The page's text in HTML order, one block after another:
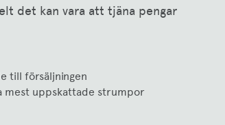
det kan vara att tjäna pengar
till försäljningen
mest uppskattade strumpor